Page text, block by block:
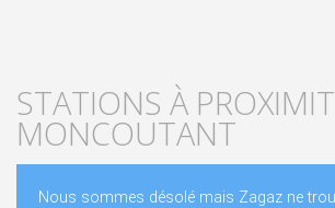
STATIONS À
MONCOUTANT
Nous sommes désolé mais Zagaz ne